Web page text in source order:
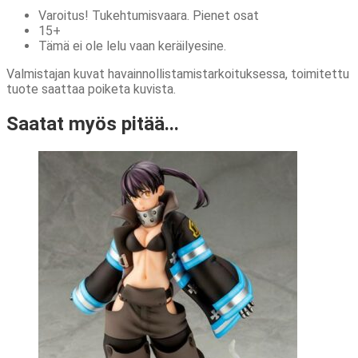
Varoitus! Tukehtumisvaara. Pienet osat
15+
Tämä ei ole lelu vaan keräilyesine.
Valmistajan kuvat havainnollistamistarkoituksessa, toimitettu
tuote saattaa poiketa kuvista.
Saatat myös pitää...